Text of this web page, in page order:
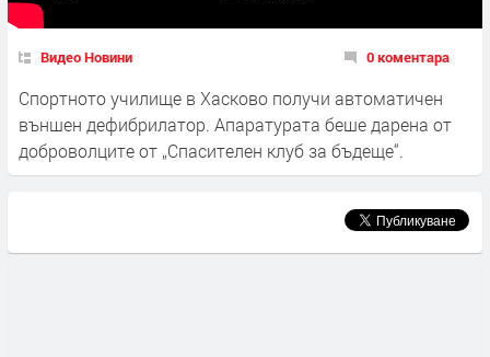
Видео Новини 0 коментара
Спортното училище в Хасково получи автоматичен
външен дефибрилатор. Апаратурата беше дарена от
доброволците от „Спасителен клуб за бъдеще“.